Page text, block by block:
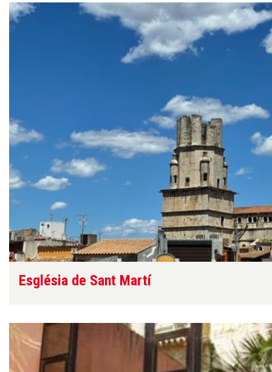
Església de Sant Martí